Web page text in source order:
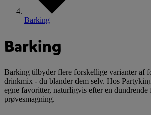
Barking
Barking
Barking tilbyder flere forskellige varianter af
drinkmix - du blander dem selv. Hos
egne favoritter, naturligvis efter en dundrende
prøvesmagning.